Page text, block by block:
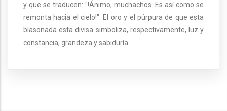
y que se traducen: "!Ánimo, muchachos. Es así como se
remonta hacia el cielo!". El oro y el púrpura de que esta
blasonada esta divisa simboliza, respectivamente, luz y
constancia, grandeza y sabiduría.